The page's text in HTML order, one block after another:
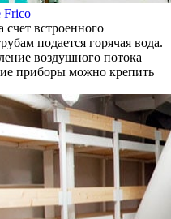
Frico
счет встроенного
подается горячая вода.
воздушного потока
приборы можно крепить